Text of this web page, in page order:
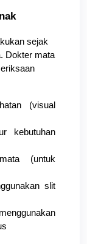
sejak
Dokter mata
(visual
kebutuhan
(untuk
slit